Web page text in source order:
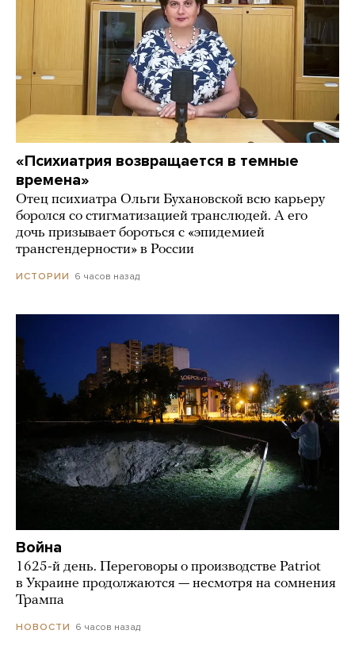
«Психиатрия возвращается в темные
времена»
Отец психиатра Ольги Бухановской всю карьеру
боролся со стигматизацией транслюдей. А его
дочь призывает бороться с «эпидемией
трансгендерности» в России
ИСТОРИИ 6 часов назад
Война
1625-й день. Переговоры о производстве Patriot
в Украине продолжаются — несмотря на сомнения
Трампа
НОВОСТИ 6 часов назад